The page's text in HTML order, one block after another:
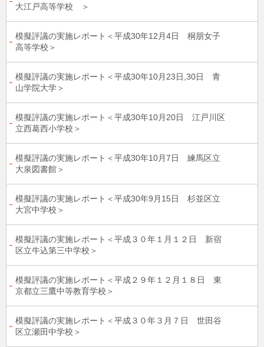
大江戸高等学校 ＞
模擬評議の実施レポート＜平成30年12月4日 桐朋女子
高等学校＞
模擬評議の実施レポート＜平成30年10月23日,30日 青
山学院大学＞
模擬評議の実施レポート＜平成30年10月20日 江戸川区
立西葛西小学校＞
模擬評議の実施レポート＜平成30年10月7日 練馬区立
大泉図書館＞
模擬評議の実施レポート＜平成30年9月15日 杉並区立
大宮中学校＞
模擬評議の実施レポート＜平成３０年１月１２日 新宿
区立牛込第三中学校＞
模擬評議の実施レポート＜平成２９年１２月１８日 東
京都立三鷹中等教育学校＞
模擬評議の実施レポート＜平成３０年３月７日 世田谷
区立瀬田中学校＞